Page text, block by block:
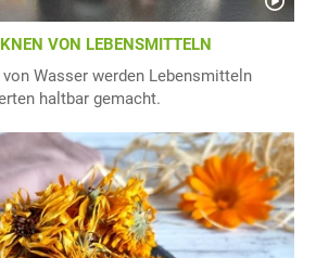
VON LEBENSMITTELN
Wasser werden Lebensmitteln
haltbar gemacht.